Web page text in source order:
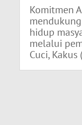
Komitmen
hidup
melalui
Cuci, Kakus